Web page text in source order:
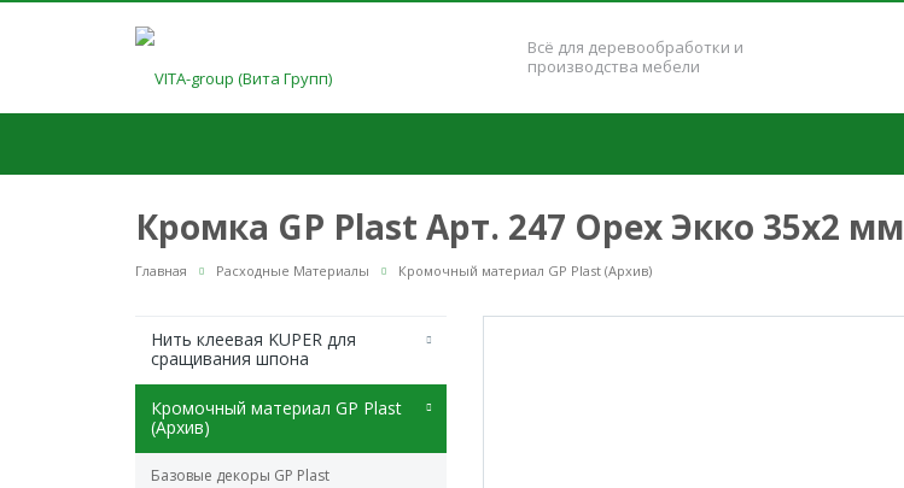
Всё для деревообработки и
производства мебели
Кромка GP Plast Арт. 247 Орех Экко 35x2 мм
Главная Расходные Материалы Кромочный материал GP Plast (Архив)
Нить клеевая KUPER для
сращивания шпона
Кромочный материал GP Plast
(Архив)
Базовые декоры GP Plast